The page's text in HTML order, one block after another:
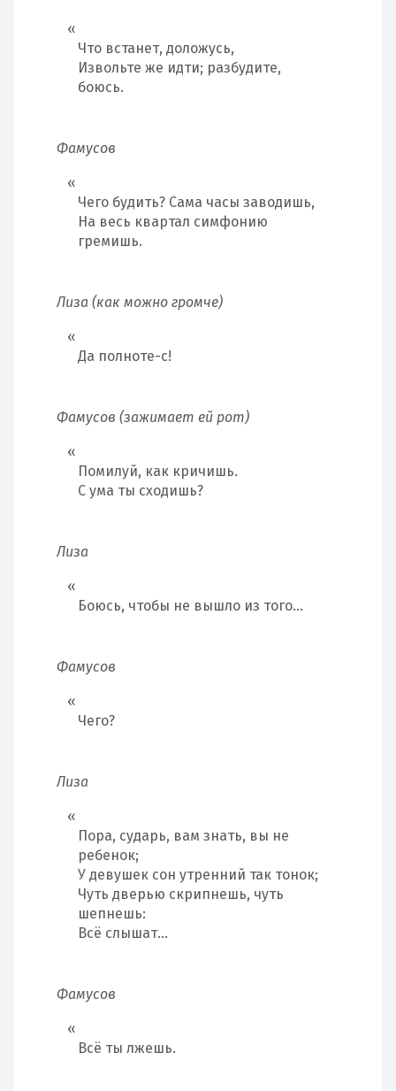
Что встанет, доложусь,
Извольте же идти; разбудите,
боюсь.
Фамусов
Чего будить? Сама часы заводишь,
На весь квартал симфонию
гремишь.
Лиза (как можно громче)
Да полноте-с!
Фамусов (зажимает ей рот)
Помилуй, как кричишь.
С ума ты сходишь?
Лиза
Боюсь, чтобы не вышло из того…
Фамусов
Чего?
Лиза
Пора, сударь, вам знать, вы не
ребенок;
У девушек сон утренний так тонок;
Чуть дверью скрипнешь, чуть
шепнешь:
Всё слышат…
Фамусов
Всё ты лжешь.